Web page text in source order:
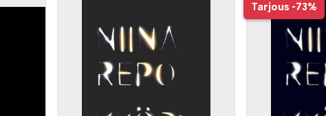
Tarjous -73%